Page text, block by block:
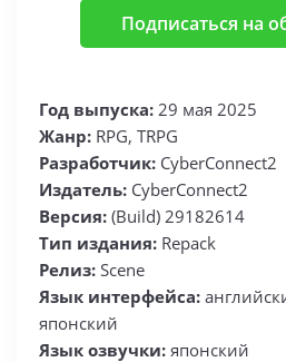
Подписаться на
Год выпуска: 29 мая 2025
Жанр: RPG, TRPG
Разработчик: CyberConnect2
Издатель: CyberConnect2
Версия: (Build) 29182614
Тип издания: Repack
Релиз: Scene
Язык интерфейса:
японский
Язык озвучки: японский